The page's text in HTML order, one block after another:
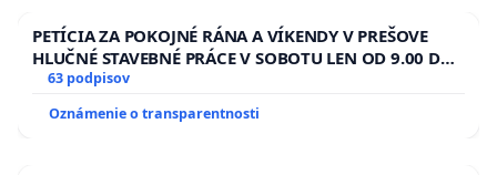
PETÍCIA ZA POKOJNÉ RÁNA A VÍKENDY V PREŠOVE
HLUČNÉ STAVEBNÉ PRÁCE V SOBOTU LEN OD 9.00 DO
13.00 HOD., CEZ PRACOVNÝ TÝŽDEŇ CIEĽ 8.00 – 18.00
ĎUMBIERSKEJ/MAGU
63 podpisov
Oznámenie o transparentnosti